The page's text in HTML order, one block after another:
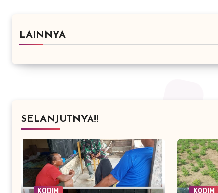
LAINNYA
SELANJUTNYA!!
KODIM KODIM